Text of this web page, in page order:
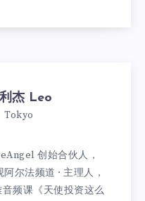
杰 Leo
Tokyo
创始合伙人，
尔法频道 · 主理人，
音频课《天使投资这么